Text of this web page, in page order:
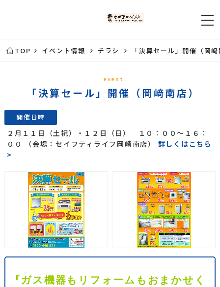
TOP イベント情報 チラシ 「決算セール」開催（岡
event
「決算セール」開催（岡﨑南店）
開催日時
２月１１日（土祝）・１２日（日） １０：００～１６：
００ （会場：セイフティライフ岡崎南店） 詳しくはこちら
>
『ガス機器もリフォームもおまかせく